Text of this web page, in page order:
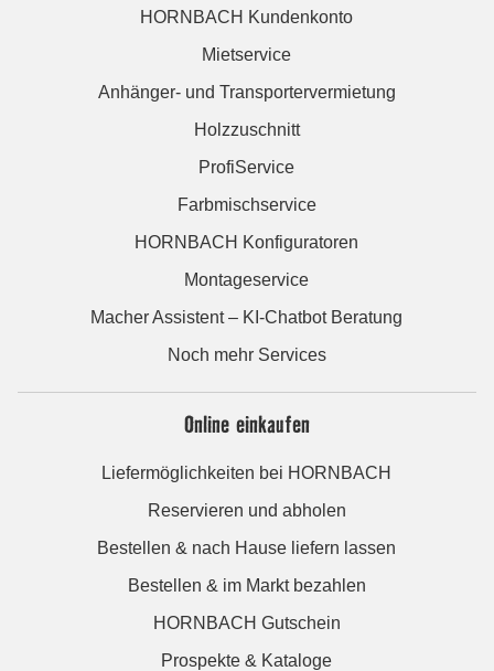
HORNBACH Kundenkonto
Mietservice
Anhänger- und Transportervermietung
Holzzuschnitt
ProfiService
Farbmischservice
HORNBACH Konfiguratoren
Montageservice
Macher Assistent – KI-Chatbot Beratung
Noch mehr Services
Online einkaufen
Liefermöglichkeiten bei HORNBACH
Reservieren und abholen
Bestellen & nach Hause liefern lassen
Bestellen & im Markt bezahlen
HORNBACH Gutschein
Prospekte & Kataloge